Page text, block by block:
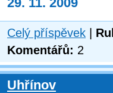
Celý příspěvek
Komentářů: 2
Uhřínov